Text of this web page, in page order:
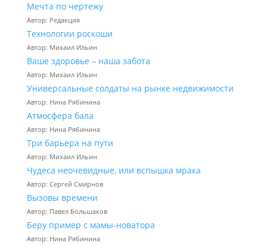
Мечта по чертежу
Автор: Редакция
Технологии роскоши
Автор: Михаил Ильин
Ваше здоровье – наша забота
Автор: Михаил Ильин
Универсальные солдаты на рынке недвижимости
Автор: Нина Рябинина
Атмосфера бала
Автор: Нина Рябинина
Три барьера на пути
Автор: Михаил Ильин
Чудеса неочевидные, или вспышка мрака
Автор: Сергей Смирнов
Вызовы времени
Автор: Павел Большаков
Беру пример с мамы-новатора
Автор: Нина Рябинина